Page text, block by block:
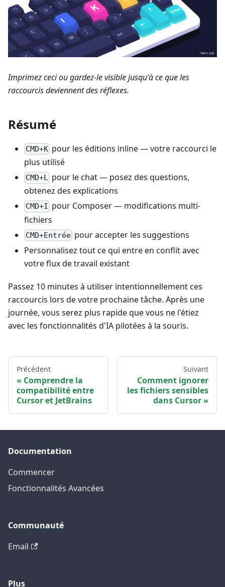
Imprimez ceci ou gardez-le visible jusqu'à ce que les
raccourcis deviennent des réflexes.
Résumé
CMD+K pour les éditions inline — votre raccourci le
plus utilisé
CMD+L pour le chat — posez des questions,
obtenez des explications
CMD+I pour Composer — modifications multi-
fichiers
CMD+Entrée pour accepter les suggestions
Personnalisez tout ce qui entre en conflit avec
votre flux de travail existant
Passez 10 minutes à utiliser intentionnellement ces
raccourcis lors de votre prochaine tâche. Après une
journée, vous serez plus rapide que vous ne l'étiez
avec les fonctionnalités d'IA pilotées à la souris.
Précédent
Comprendre la
compatibilité entre
Cursor et JetBrains
Suivant
Comment ignorer
les fichiers sensibles
dans Cursor
Documentation
Commencer
Fonctionnalités Avancées
Communauté
Email
Plus